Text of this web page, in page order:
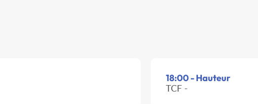
18:00 - Hauteur
TCF -